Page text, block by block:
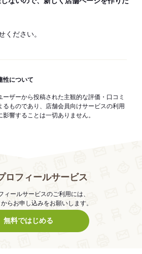
ください。
性について
ザーから投稿された主観的な評価・口コミ
るものであり、店舗会員向けサービスの利用
響することは一切ありません。
ロフィールサービス
ィールサービスのご利用には、
らお申し込みをお願いします。
無料ではじめる